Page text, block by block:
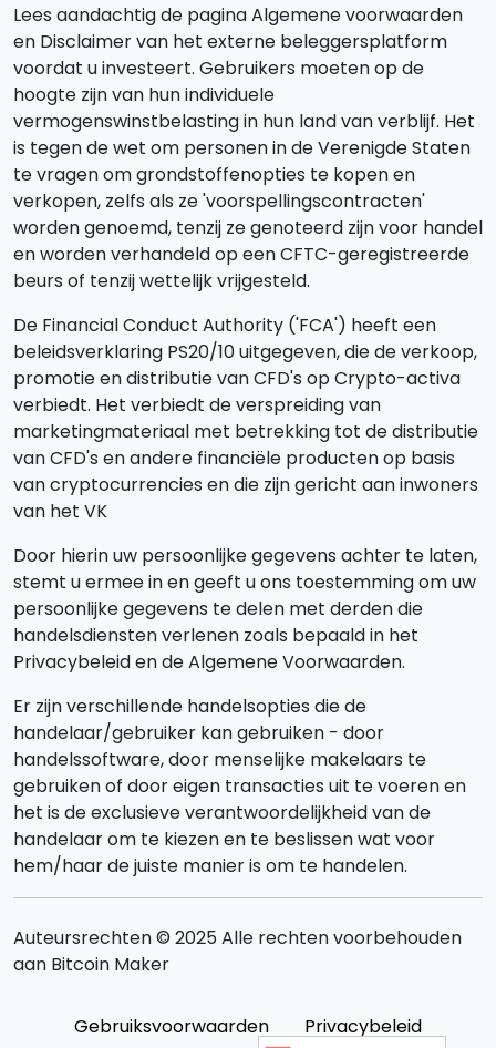
Lees aandachtig de pagina Algemene voorwaarden
en Disclaimer van het externe beleggersplatform
voordat u investeert. Gebruikers moeten op de
hoogte zijn van hun individuele
vermogenswinstbelasting in hun land van verblijf. Het
is tegen de wet om personen in de Verenigde Staten
te vragen om grondstoffenopties te kopen en
verkopen, zelfs als ze 'voorspellingscontracten'
worden genoemd, tenzij ze genoteerd zijn voor handel
en worden verhandeld op een CFTC-geregistreerde
beurs of tenzij wettelijk vrijgesteld.
De Financial Conduct Authority ('FCA') heeft een
beleidsverklaring PS20/10 uitgegeven, die de verkoop,
promotie en distributie van CFD's op Crypto-activa
verbiedt. Het verbiedt de verspreiding van
marketingmateriaal met betrekking tot de distributie
van CFD's en andere financiële producten op basis
van cryptocurrencies en die zijn gericht aan inwoners
van het VK
Door hierin uw persoonlijke gegevens achter te laten,
stemt u ermee in en geeft u ons toestemming om uw
persoonlijke gegevens te delen met derden die
handelsdiensten verlenen zoals bepaald in het
Privacybeleid en de Algemene Voorwaarden.
Er zijn verschillende handelsopties die de
handelaar/gebruiker kan gebruiken - door
handelssoftware, door menselijke makelaars te
gebruiken of door eigen transacties uit te voeren en
het is de exclusieve verantwoordelijkheid van de
handelaar om te kiezen en te beslissen wat voor
hem/haar de juiste manier is om te handelen.
Auteursrechten © 2025 Alle rechten voorbehouden
aan Bitcoin Maker
Gebruiksvoorwaarden
Privacybeleid